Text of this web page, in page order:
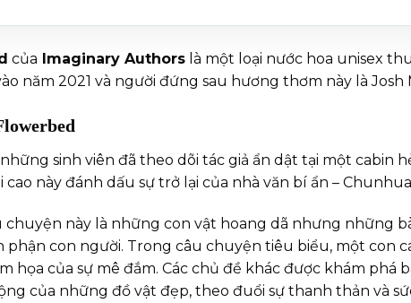
của Imaginary Authorslà một loại nước hoa unisex
năm 2021 và người đứng sau hương thơm này là Josh
sinh viên đã theo dõi tác giả ẩn dật tại một cabin
này đánh dấu sự trở lại của nhà văn bí ẩn –
này là những con vật hoang dã nhưng những
phận con người. Trong câu chuyện tiêu biểu, một con
họa của sự mê đắm. Các chủ đề khác được khám phá
của những đồ vật đẹp, theo đuổi sự thanh thản và